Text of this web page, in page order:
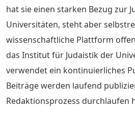
hat sie einen starken Bezug zur
Universitäten, steht aber
wissenschaftliche Plattform
das Institut für Judaistik der
verwendet ein kontinuierliches
Beiträge werden laufend
Redaktionsprozess durchlaufen